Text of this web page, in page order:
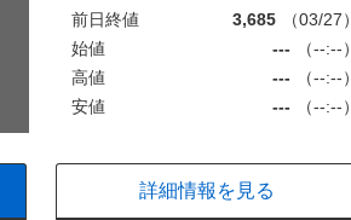
前日終値 3,685
（03/27）
始値
---
（--:--）
高値
---
（--:--）
安値
--- （--:--）
詳細情報を見る